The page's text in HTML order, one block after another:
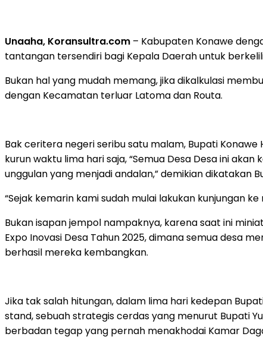
Unaaha, Koransultra.com – Kabupaten Konawe
tantangan tersendiri bagi Kepala Daerah untuk
Bukan hal yang mudah memang, jika dikalkulasi
dengan Kecamatan terluar Latoma dan Routa.
Bak ceritera negeri seribu satu malam, Bupati
kurun waktu lima hari saja, “Semua Desa Desa ini
unggulan yang menjadi andalan,” demikian dikatakan
“Sejak kemarin kami sudah mulai lakukan kunjungan
Bukan isapan jempol nampaknya, karena saat ini
Expo Inovasi Desa Tahun 2025, dimana semua desa
berhasil mereka kembangkan.
Jika tak salah hitungan, dalam lima hari kedepan
stand, sebuah strategis cerdas yang menurut Bupati
berbadan tegap yang pernah menakhodai Kamar